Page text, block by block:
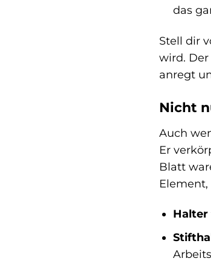
das
Stell dir
wird.
anregt
Nicht
Auch
Er
Blatt
Halter